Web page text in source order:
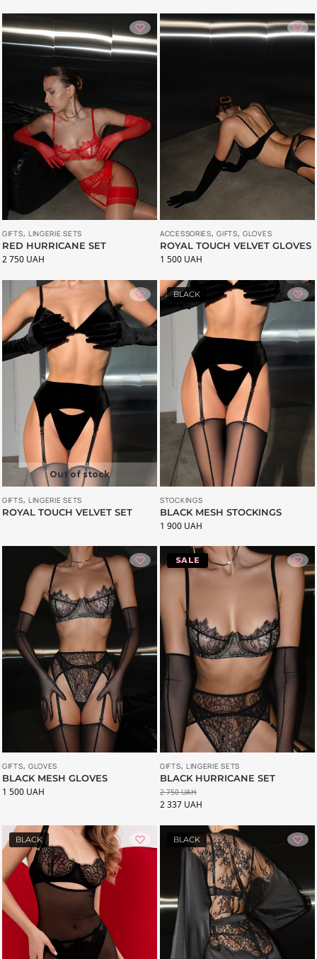
GIFTS, LINGERIE SETS
RED HURRICANE SET
2 750 UAH
ACCESSORIES,GIFTS,GLOVES
ROYAL TOUCH VELVET GLOVES
1 500 UAH
Out of stock
GIFTS, LINGERIE SETS
ROYAL TOUCH VELVET SET
BLACK
STOCKINGS
BLACK MESH STOCKINGS
1 900 UAH
GIFTS, GLOVES
BLACK MESH GLOVES
1 500 UAH
-34%
GIFTS, LINGERIE SETS
BLACK HURRICANE SET
2 750UAH
2 337 UAH
BLACK BLACK